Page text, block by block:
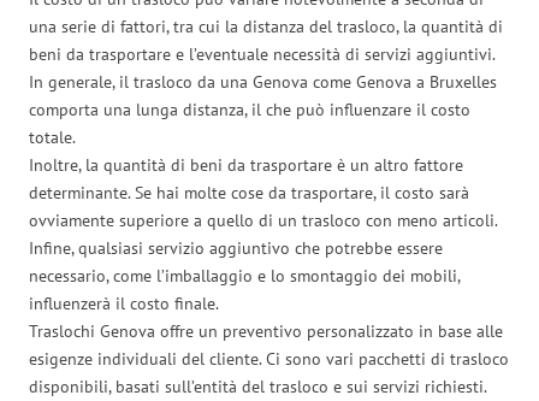
una serie di fattori, tra cui la distanza del trasloco, la quantità di
beni da trasportare e l’eventuale necessità di servizi aggiuntivi.
In generale, il trasloco da una Genova come Genova a Bruxelles
comporta una lunga distanza, il che può influenzare il costo
totale.
Inoltre, la quantità di beni da trasportare è un altro fattore
determinante. Se hai molte cose da trasportare, il costo sarà
ovviamente superiore a quello di un trasloco con meno articoli.
Infine, qualsiasi servizio aggiuntivo che potrebbe essere
necessario, come l’imballaggio e lo smontaggio dei mobili,
influenzerà il costo finale.
Traslochi Genova offre un preventivo personalizzato in base alle
esigenze individuali del cliente. Ci sono vari pacchetti di trasloco
disponibili, basati sull’entità del trasloco e sui servizi richiesti.